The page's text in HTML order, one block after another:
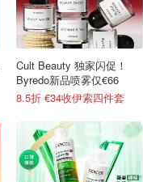
Cult Beauty 独家闪促！
Byredo新品喷雾仅€66
8.5折 €34收伊索四件套